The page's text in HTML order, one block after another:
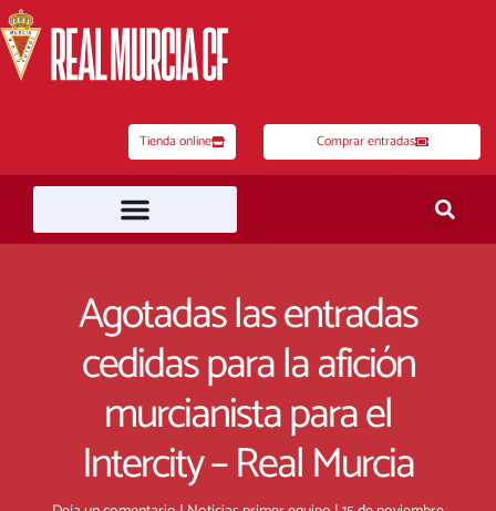
al
contenido
Tienda online Comprar entradas
Agotadas las entradas
cedidas para la afición
murcianista para el
Intercity – Real Murcia